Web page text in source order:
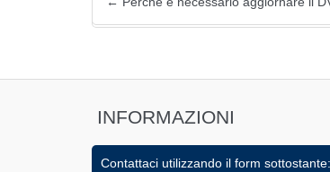
INFORMAZIONI
Contattaci utilizzando il form sottostante: